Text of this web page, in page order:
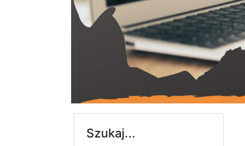
Szukaj...